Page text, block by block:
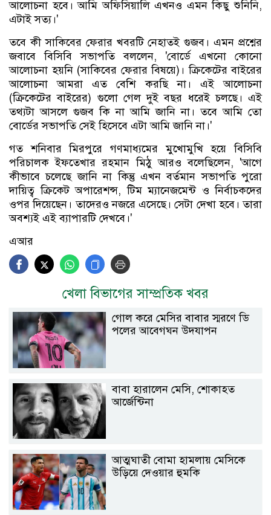
আলোচনা হবে। আমি অফিসিয়ালি এখনও এমন কিছু শুনিনি,
এটাই সত্য।'
তবে কী সাকিবের ফেরার খবরটি নেহাতই গুজব। এমন প্রশ্নের
জবাবে বিসিবি সভাপতি বললেন, 'বোর্ডে এখনো কোনো
আলোচনা হয়নি (সাকিবের ফেরার বিষয়ে)। ক্রিকেটের বাইরের
আলোচনা আমরা এত বেশি করছি না। এই আলোচনা
(ক্রিকেটের বাইরের) গুলো গেল দুই বছর ধরেই চলছে। এই
তথ্যটা আসলে গুজব কি না আমি জানি না। তবে আমি তো
বোর্ডের সভাপতি সেই হিসেবে এটা আমি জানি না।'
গত শনিবার মিরপুরে গণমাধ্যমের মুখোমুখি হয়ে বিসিবি
পরিচালক ইফতেখার রহমান মিঠু আরও বলেছিলেন, 'আগে
কীভাবে চলেছে জানি না কিন্তু এখন বর্তমান সভাপতি পুরো
দায়িত্ব ক্রিকেট অপারেশন্স, টিম ম্যানেজমেন্ট ও নির্বাচকদের
ওপর দিয়েছেন। তাদেরও নজরে এসেছে। সেটা দেখা হবে। তারা
অবশ্যই এই ব্যাপারটি দেখবে।'
এআর
খেলা বিভাগের সাম্প্রতিক খবর
গোল করে মেসির বাবার স্মরণে ডি
পলের আবেগঘন উদযাপন
বাবা হারালেন মেসি, শোকাহত
আর্জেন্টিনা
আত্মঘাতী বোমা হামলায় মেসিকে
উড়িয়ে দেওয়ার হুমকি